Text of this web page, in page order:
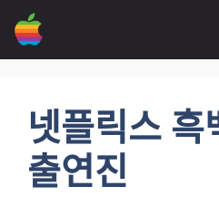
츠
넷플릭스
출연진